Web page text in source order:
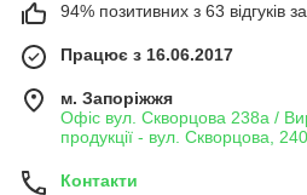
94% позитивних з 63 відгуків за
Працює з 16.06.2017
м. Запоріжжя
Офіс вул. Скворцова 238а /
продукції - вул. Скворцова,
Контакти